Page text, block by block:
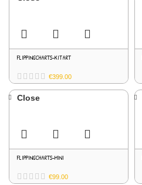
FLIPPINGCHARTS-KITART
€399.00
Close
FLIPPINGCHARTS-MINI
€99.00